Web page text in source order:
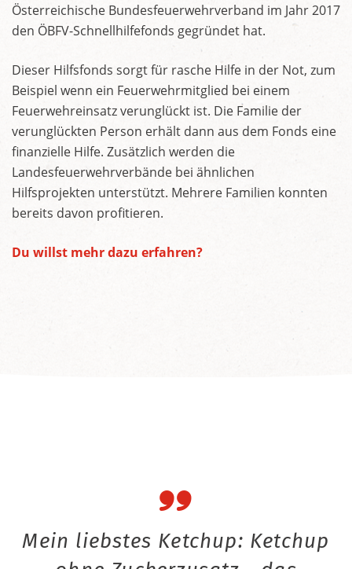
Österreichische Bundesfeuerwehrverband im Jahr 2017
den ÖBFV-Schnellhilfefonds gegründet hat.
Dieser Hilfsfonds sorgt für rasche Hilfe in der Not, zum
Beispiel wenn ein Feuerwehrmitglied bei einem
Feuerwehreinsatz verunglückt ist. Die Familie der
verunglückten Person erhält dann aus dem Fonds eine
finanzielle Hilfe. Zusätzlich werden die
Landesfeuerwehrverbände bei ähnlichen
Hilfsprojekten unterstützt. Mehrere Familien konnten
bereits davon profitieren.
Du willst mehr dazu erfahren?
Mein liebstes Ketchup: Ketchup